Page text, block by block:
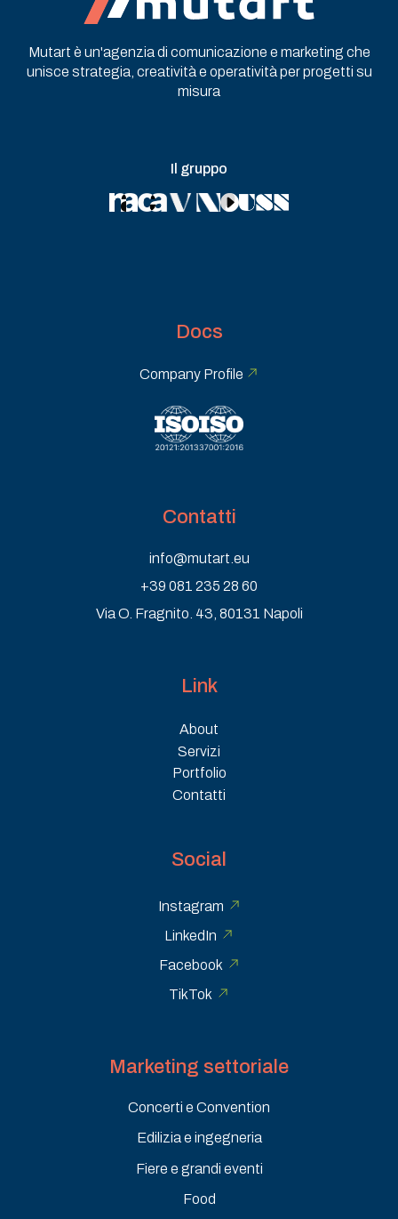
Mutart è un'agenzia di comunicazione e marketing che
unisce strategia, creatività e operatività per progetti su
misura
Il gruppo
Docs
Company Profile
Contatti
info@mutart.eu
+39 081 235 28 60
Via O. Fragnito. 43, 80131 Napoli
Link
About
Servizi
Portfolio
Contatti
Social
Instagram
LinkedIn
Facebook
TikTok
Marketing settoriale
Concerti e Convention
Edilizia e ingegneria
Fiere e grandi eventi
Food